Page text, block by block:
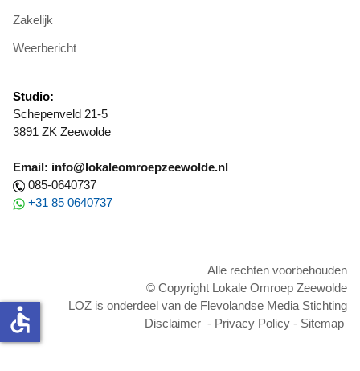
Zakelijk
Weerbericht
Studio:
Schepenveld 21-5
3891 ZK Zeewolde
Email: info@lokaleomroepzeewolde.nl
085-0640737
+31 85 0640737
Alle rechten voorbehouden
© Copyright Lokale Omroep Zeewolde
LOZ is onderdeel van de Flevolandse Media Stichting
Disclaimer - Privacy Policy - Sitemap
accessible